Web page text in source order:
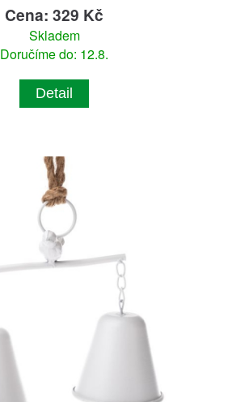
Cena: 329 Kč
Skladem
Doručíme do: 12.8.
Detail